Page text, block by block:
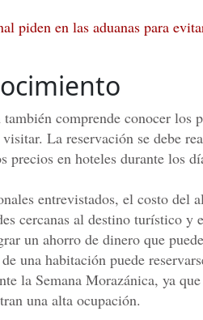
piden en las aduanas para
comprende conocer los
La reservación se debe
precios en hoteles durante los
entrevistados, el costo del
cercanas al destino turístico y
un ahorro de dinero que
una habitación puede
la Semana Morazánica, ya
una alta ocupación.